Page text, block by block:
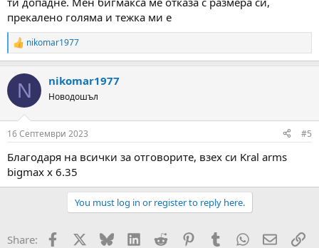
прекалено голяма и тежка ми е
R
e
c
i
s
nikomar1977
N nikomar1977
Новодошъл
16 Септември 2023 #5
Благодаря на всички за отговорите, взех си Kral arms
bigmax x 6.35
You must log in or register to reply here.
Share: Facebook Bluesky LinkedInReddit PinterestTumblrWhatsApp
Email